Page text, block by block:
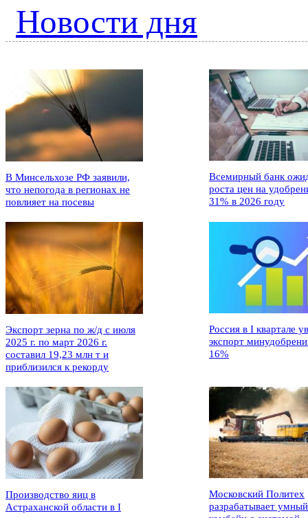
Новости дня
В Минсельхозе РФ заявили,
что непогода в регионах не
повлияет на посевы
Всемирный банк
роста цен на
31% в 2026 году
Экспорт зерна по ж/д с июля
2025 г. по март 2026 г.
составил 19,23 млн т и
приблизился к рекорду
Россия в I квартале
экспорт
16%
Производство яиц в
Астраханской области в I
Московский Политех
разрабатывает умный